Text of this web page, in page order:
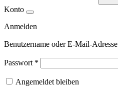
Konto
Anmelden
Benutzername oder E-Mail-Adresse
Passwort *
Angemeldet bleiben